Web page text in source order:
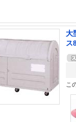
大
ス
こ